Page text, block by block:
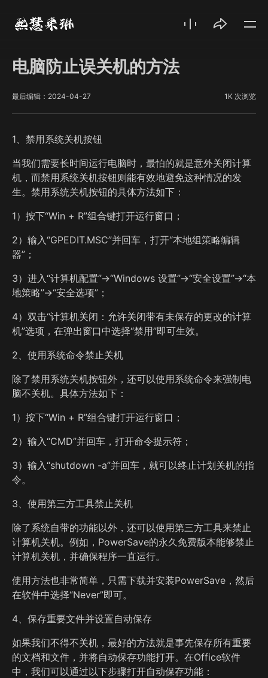
电脑防止误关机的方法
最后编辑：2024-04-27 1K 次浏览
1、禁用系统关机按钮
当我们需要长时间运行电脑时，最怕的就是意外关闭计算
机，而禁用系统关机按钮则能有效地避免这种情况的发
生。禁用系统关机按钮的具体方法如下：
1）按下“Win + R”组合键打开运行窗口；
2）输入“GPEDIT.MSC”并回车，打开“本地组策略编辑
器”；
3）进入“计算机配置”→“Windows 设置”→“安全设置”→“本
地策略”→“安全选项”；
4）双击“计算机关闭：允许关闭带有未保存的更改的计算
机”选项，在弹出窗口中选择“禁用”即可生效。
2、使用系统命令禁止关机
除了禁用系统关机按钮外，还可以使用系统命令来强制电
脑不关机。具体方法如下：
1）按下“Win + R”组合键打开运行窗口；
2）输入“CMD”并回车，打开命令提示符；
3）输入“shutdown -a”并回车，就可以终止计划关机的指
令。
3、使用第三方工具禁止关机
除了系统自带的功能以外，还可以使用第三方工具来禁止
计算机关机。例如，PowerSave的永久免费版本能够禁止
计算机关机，并确保程序一直运行。
使用方法也非常简单，只需下载并安装PowerSave，然后
在软件中选择“Never”即可。
4、保存重要文件并设置自动保存
如果我们不得不关机，最好的方法就是事先保存所有重要
的文档和文件，并将自动保存功能打开。在Office软件
中，我们可以通过以下步骤打开自动保存功能：